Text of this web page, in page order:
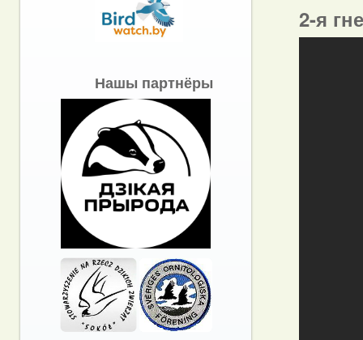
2-я
Нашы партнёры